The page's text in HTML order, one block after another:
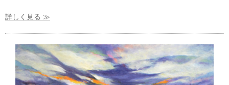
詳しく見る ≫